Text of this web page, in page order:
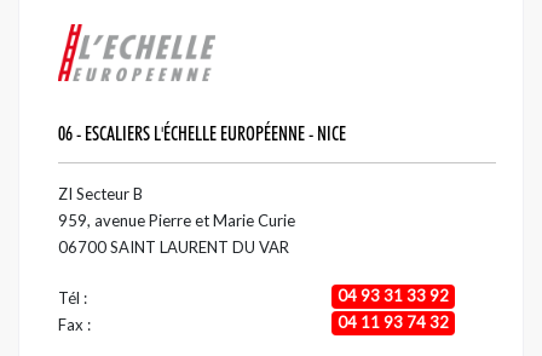
06 - ESCALIERS L'ÉCHELLE EUROPÉENNE - NICE
ZI Secteur B
959, avenue Pierre et Marie Curie
06700SAINT LAURENT DU VAR
Tél :
04 93 31 33 92
Fax :
04 11 93 74 32